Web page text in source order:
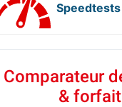
Speedtests
Comparateur
&